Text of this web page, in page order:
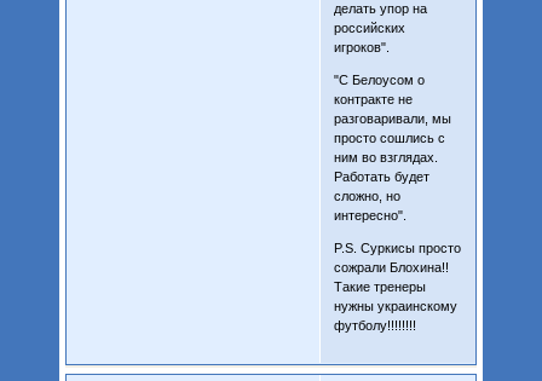
делать упор на
российских
игроков".
"С Белоусом о
контракте не
разговаривали, мы
просто сошлись с
ним во взглядах.
Работать будет
сложно, но
интересно".
P.S. Суркисы просто
сожрали Блохина!!
Такие тренеры
нужны украинскому
футболу!!!!!!!!